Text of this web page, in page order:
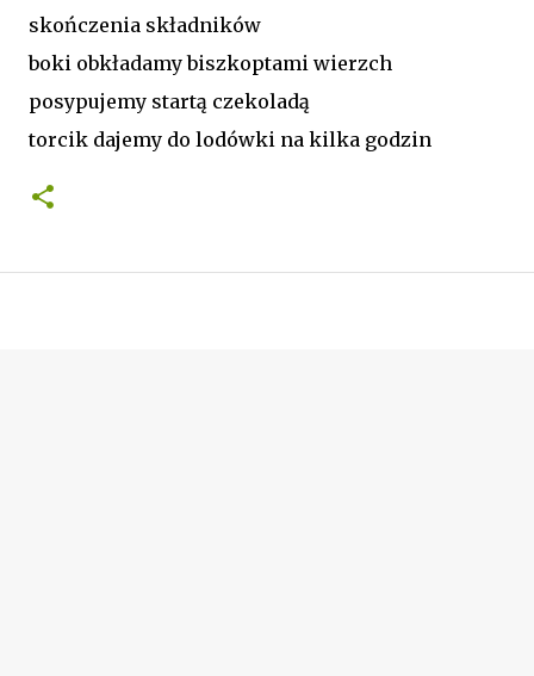
skończenia składników
boki obkładamy biszkoptami wierzch
posypujemy startą czekoladą
torcik dajemy do lodówki na kilka godzin